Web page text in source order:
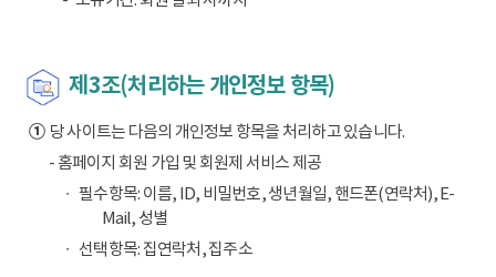
제3조(처리하는 개인정보 항목)
①당 사이트는 다음의 개인정보 항목을 처리하고 있습니다.
- 홈페이지 회원 가입 및 회원제 서비스 제공
필수항목: 이름, ID, 비밀번호, 생년월일, 핸드폰(연락처), E-
Mail, 성별
선택항목: 집연락처, 집주소